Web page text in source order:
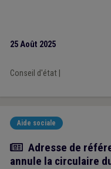
25 Août 2025
Conseil d'état|
Aide sociale
Actualité
Adresse de
annule la circulaire